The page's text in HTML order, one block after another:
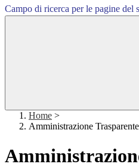
Campo di ricerca per le pagine del
Home >
Amministrazione Trasparente